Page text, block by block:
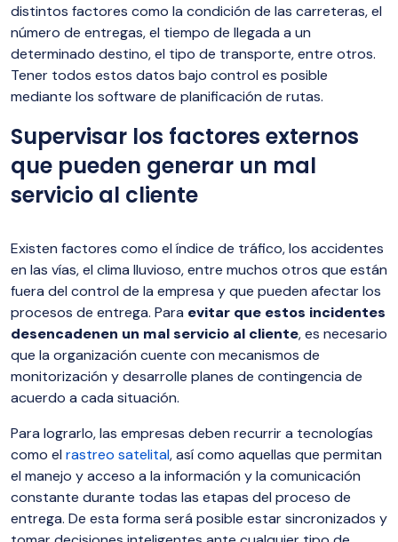
distintos factores como la condición de las carreteras, el
número de entregas, el tiempo de llegada a un
determinado destino, el tipo de transporte, entre otros.
Tener todos estos datos bajo control es posible
mediante los software de planificación de rutas.
Supervisar los factores externos
que pueden generar un mal
servicio al cliente
Existen factores como el índice de tráfico, los accidentes
en las vías, el clima lluvioso, entre muchos otros que están
fuera del control de la empresa y que pueden afectar los
procesos de entrega. Para evitar que estos incidentes
desencadenen un mal servicio al cliente, es necesario
que la organización cuente con mecanismos de
monitorización y desarrolle planes de contingencia de
acuerdo a cada situación.
Para lograrlo, las empresas deben recurrir a tecnologías
como el rastreo satelital, así como aquellas que permitan
el manejo y acceso a la información y la comunicación
constante durante todas las etapas del proceso de
entrega. De esta forma será posible estar sincronizados y